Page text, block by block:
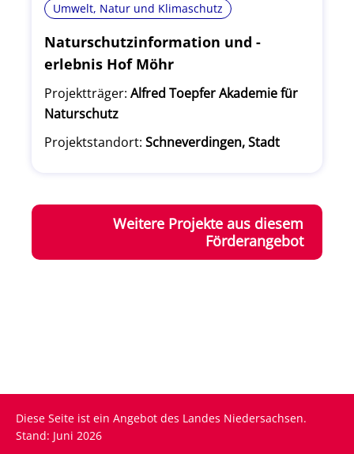
Umwelt, Natur und Klimaschutz
Naturschutzinformation und -
erlebnis Hof Möhr
Projektträger: Alfred Toepfer Akademie für
Naturschutz
Projektstandort: Schneverdingen, Stadt
Weitere Projekte aus diesem
Förderangebot
Diese Seite ist ein Angebot des Landes Niedersachsen.
Stand: Juni 2026